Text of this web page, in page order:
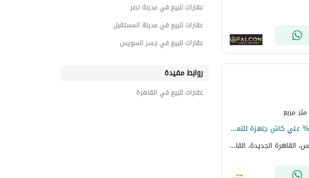
فيلا كالقصر في D5 التجمع بخصم 40% علي كاش جاهزة للتعاقد ب3 مليون
كومباوند ديستريكت 5، التجمع الخامس، القاهرة الجديدة، القاهرة
عقارات للبيع في مدينة نصر
عقارات للبيع في مدينة المستقبل
عقارات للبيع في جسر السويس
روابط مفيدة
عقارات للبيع في القاهرة